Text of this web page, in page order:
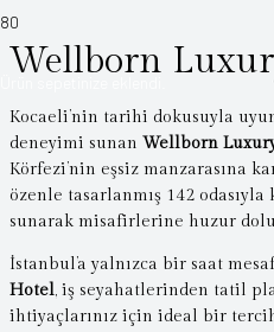
Wellborn
Kocaeli’nin tarihi dokusuyla
deneyimi sunan Wellborn
Körfezi’nin eşsiz manzarasına
özenle tasarlanmış 142
sunarak misafirlerine huzur
İstanbul’a yalnızca bir saat
Hotel, iş seyahatlerinden tatil
ihtiyaçlarınız için ideal bir